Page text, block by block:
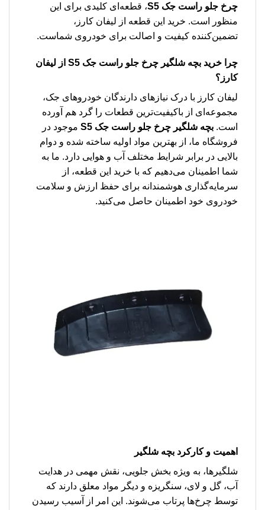
چرخ جلو راست جک S5
، قطعه‌ای کلیدی برای این
منظور است. خرید این قطعه از لیفان کارز،
تضمین‌کننده کیفیت و اصالت برای خودروی شماست.
چرا خرید بچه شلگیر چرخ جلو راست جک S5
از لیفان
کارز؟
لیفان کارز با درک نیازهای دارندگان خودروهای جک،
مجموعه‌ای از باکیفیت‌ترین قطعات را گرد هم آورده
است. بچه شلگیر چرخ جلو راست جک S5
موجود در
فروشگاه ما، از بهترین مواد اولیه ساخته شده و دوام
بالایی در برابر شرایط مختلف آب و هوایی دارد. ما به
شما اطمینان می‌دهیم که با خرید این قطعه، از
سرمایه‌گذاری هوشمندانه برای حفظ ارزش و سلامت
خودروی خود اطمینان حاصل می‌کنید.
اهمیت و کارکرد بچه شلگیر
شلگیرها، به ویژه بخش جلویی، نقش مهمی در هدایت
آب، گل و لای، سنگریزه و دیگر مواد معلق دارند که
توسط چرخ‌ها پرتاب می‌شوند. این امر از آسیب رسیدن